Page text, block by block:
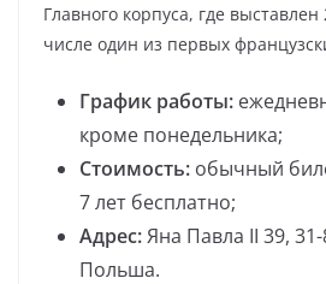
Главного корпуса, где
числе один из первых
График работы:
кроме понедельника;
Стоимость: обычный
7 лет бесплатно;
Адрес:Яна Павла II 39,
Польша.